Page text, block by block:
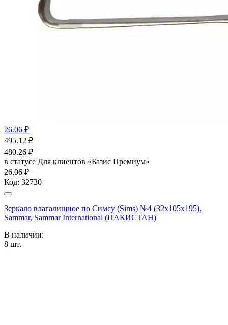
26.06 ₽
495.12 ₽
480.26 ₽
в статусе Для клиентов «Базис Премиум»
26.06 ₽
Код: 32730
Зеркало влагалищное по Cимсу (Sims) №4 (32x105x195),
Sammar, Sammar International (ПАКИСТАН)
В наличии:
8 шт.